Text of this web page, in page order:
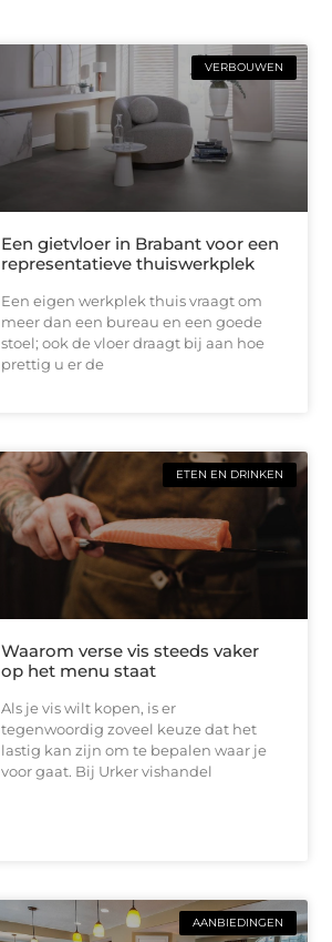
VERBOUWEN
Een gietvloer in Brabant voor een
representatieve thuiswerkplek
Een eigen werkplek thuis vraagt om
meer dan een bureau en een goede
stoel; ook de vloer draagt bij aan hoe
prettig u er de
ETEN EN DRINKEN
Waarom verse vis steeds vaker
op het menu staat
Als je vis wilt kopen, is er
tegenwoordig zoveel keuze dat het
lastig kan zijn om te bepalen waar je
voor gaat. Bij Urker vishandel
AANBIEDINGEN